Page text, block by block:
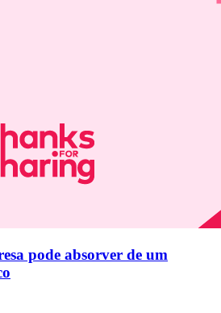
pode absorver de um